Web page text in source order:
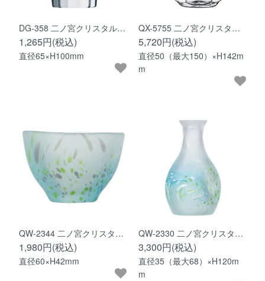
DG-358 二ノ宮クリスタル…
1,265円(税込)
直径65×H100mm
QX-5755 二ノ宮クリスタ…
5,720円(税込)
直径50（最大150）×H142m
m
QW-2344 二ノ宮クリスタ…
1,980円(税込)
直径60×H42mm
QW-2330 二ノ宮クリスタ…
3,300円(税込)
直径35（最大68）×H120m
m